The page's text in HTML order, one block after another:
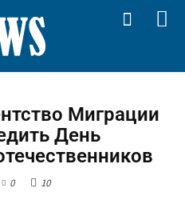
Миграции
День
0 10